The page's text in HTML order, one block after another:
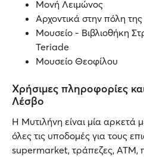
Μονή Λειμώνος
Αρχοντικά στην πόλη
Μουσείο - Βιβλιοθήκη
Teriade
Μουσείο Θεοφίλου
Χρήσιμες πληροφορίες
Λέσβο
Η Μυτιλήνη είναι μία αρκετά
όλες τις υποδομές για τους
supermarket, τράπεζες, ΑΤΜ,